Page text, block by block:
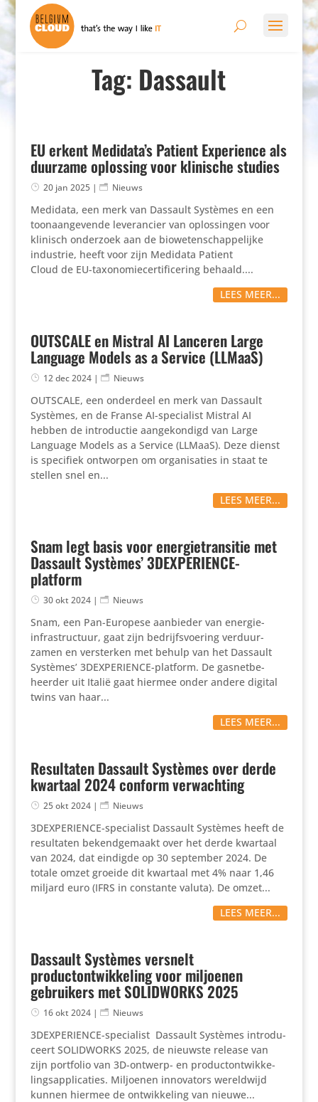
Tag: Dassault
EU erkent Medidata’s Patient Experience als
duurzame oplossing voor klinische studies
20 jan 2025| Nieuws
Medidata, een merk van Dassault Systèmes en een
toon­aan­ge­vende leve­ran­cier van oplos­singen voor
klinisch onderzoek aan de biowe­ten­schap­pe­lijke
industrie, heeft voor zijn Medidata Patient
Cloud de EU-taxo­no­mie­cer­ti­fi­ce­ring behaald....
LEES MEER...
OUTSCALE en Mistral AI Lanceren Large
Language Models as a Service (LLMaaS)
12 dec 2024| Nieuws
OUTSCALE, een onderdeel en merk van Dassault
Systèmes, en de Franse AI-speci­a­list Mistral AI
hebben de intro­ductie aange­kon­digd van Large
Language Models as a Service (LLMaaS). Deze dienst
is specifiek ontworpen om orga­ni­sa­ties in staat te
stellen snel en...
LEES MEER...
Snam legt basis voor energietransitie met
Dassault Systèmes’ 3DEXPERIENCE-
platform
30 okt 2024| Nieuws
Snam, een Pan-Europese aanbieder van energie-
infra­struc­tuur, gaat zijn bedrijfs­voe­ring verduur­
zamen en versterken met behulp van het Dassault
Systèmes’ 3DEX­PE­RIENCE-platform. De gasnet­be­
heerder uit Italië gaat hiermee onder andere digital
twins van haar...
LEES MEER...
Resultaten Dassault Systèmes over derde
kwartaal 2024 conform verwachting
25 okt 2024| Nieuws
3DEX­PE­RIENCE-speci­a­list Dassault Systèmes heeft de
resul­taten bekend­ge­maakt over het derde kwartaal
van 2024, dat eindigde op 30 september 2024. De
totale omzet groeide dit kwartaal met 4% naar 1,46
miljard euro (IFRS in constante valuta). De omzet...
LEES MEER...
Dassault Systèmes versnelt
productontwikkeling voor miljoenen
gebruikers met SOLIDWORKS 2025
16 okt 2024| Nieuws
3DEX­PE­RIENCE-speci­a­list Dassault Systèmes intro­du­
ceert SOLIDWORKS 2025, de nieuwste release van
zijn portfolio van 3D-ontwerp- en product­ont­wik­ke­
lings­ap­pli­ca­ties. Miljoenen inno­va­tors wereld­wijd
kunnen hiermee de ontwik­ke­ling van nieuwe...